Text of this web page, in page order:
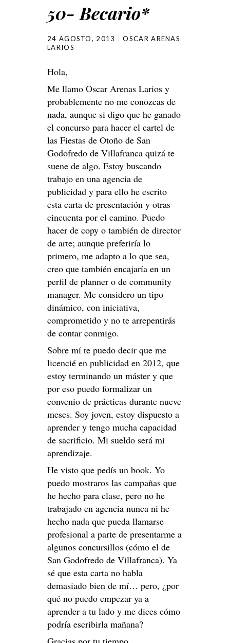
50- Becario*
24 AGOSTO, 2013
OSCAR ARENAS
LARIOS
Hola,
Me llamo Oscar Arenas Larios y
probablemente no me conozcas de
nada, aunque si digo que he ganado
el concurso para hacer el cartel de
las Fiestas de Otoño de San
Godofredo de Villafranca quizá te
suene de algo. Estoy buscando
trabajo en una agencia de
publicidad y para ello he escrito
esta carta de presentación y otras
cincuenta por el camino. Puedo
hacer de copy o también de director
de arte; aunque preferiría lo
primero, me adapto a lo que sea,
creo que también encajaría en un
perfil de planner o de community
manager. Me considero un tipo
dinámico, con iniciativa,
comprometido y no te arrepentirás
de contar conmigo.
Sobre mí te puedo decir que me
licencié en publicidad en 2012, que
estoy terminando un máster y que
por eso puedo formalizar un
convenio de prácticas durante nueve
meses. Soy joven, estoy dispuesto a
aprender y tengo mucha capacidad
de sacrificio. Mi sueldo será mi
aprendizaje.
He visto que pedís un book. Yo
puedo mostraros las campañas que
he hecho para clase, pero no he
trabajado en agencia nunca ni he
hecho nada que pueda llamarse
profesional a parte de presentarme a
algunos concursillos (cómo el de
San Godofredo de Villafranca). Ya
sé que esta carta no habla
demasiado bien de mí… pero, ¿por
qué no puedo empezar ya a
aprender a tu lado y me dices cómo
podría escribirla mañana?